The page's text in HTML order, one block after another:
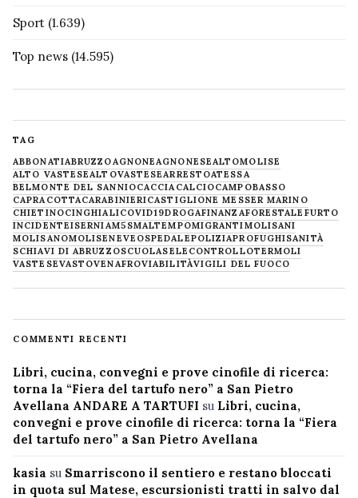
Sport (1.639)
Top news (14.595)
TAG
ABBONATIABRUZZOAGNONEAGNONESEALTOMOLISE
ALTO VASTESEALTOVASTESEARRESTOATESSA
BELMONTE DEL SANNIOCACCIACALCIOCAMPOBASSO
CAPRACOTTACARABINIERICASTIGLIONE MESSER MARINO
CHIETINOCINGHIALICOVID19DROGAFINANZAFORESTALE FURTO
INCIDENTEISERNIAM5SMALTEMPOMIGRANTIMOLISANI
MOLISANOMOLISENEVE OSPEDALEPOLIZIAPROFUGHISANITÀ
SCHIAVI DI ABRUZZOSCUOLASELECONTROLLOTERMOLI
VASTESEVASTOVENAFROVIABILITÀVIGILI DEL FUOCO
COMMENTI RECENTI
Libri, cucina, convegni e prove cinofile di ricerca:
torna la “Fiera del tartufo nero” a San Pietro
Avellana ANDARE A TARTUFI su Libri, cucina,
convegni e prove cinofile di ricerca: torna la “Fiera
del tartufo nero” a San Pietro Avellana
kasia su Smarriscono il sentiero e restano bloccati
in quota sul Matese, escursionisti tratti in salvo dal